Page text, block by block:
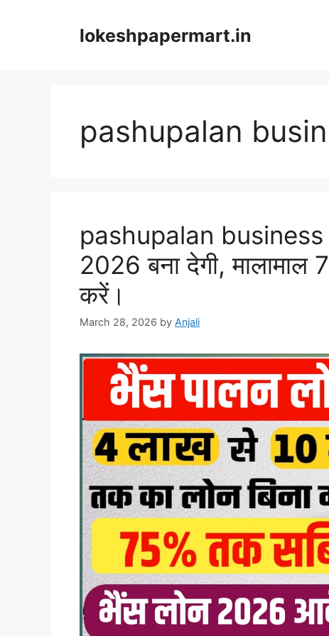
lokeshpapermart.in
pashupalan
pashupalan business
2026 बना देगी,
करें।
March 28, 2026 by Anjali